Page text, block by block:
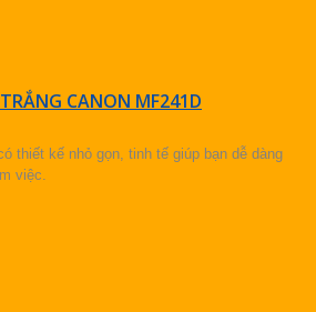
CANON MF241D
thiết kế nhỏ gọn, tinh tế giúp bạn dễ dàng
việc.